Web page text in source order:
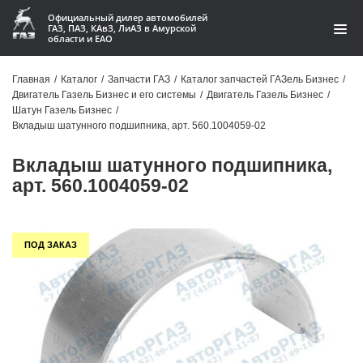
Официальный дилер автомобилей
ГАЗ, ПАЗ, КАвЗ, ЛиАЗ в Амурской
области и ЕАО
Акции
Контакты
Гарантии
Статьи
Автомобили
Главная / Каталог / Запчасти ГАЗ / Каталог запчастей ГАЗель Бизнес /
Двигатель Газель Бизнес и его системы / Двигатель Газель Бизнес /
Шатун Газель Бизнес /
Вкладыш шатунного подшипника, арт. 560.1004059-02
Вкладыш шатунного подшипника,
арт. 560.1004059-02
ПОД ЗАКАЗ